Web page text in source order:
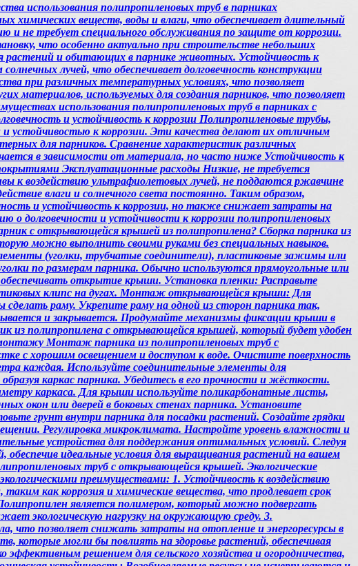
использования полипропиленовых труб в парниках
химических веществ, воды и влаги, что обеспечивает длительный
и не требует специального обслуживания по защите от коррозии.
что особенно актуально при строительстве небольших
растений и обитающих в парнике животных. Устойчивость к
лучей, что обеспечивает долговечность конструкции
при различных температурных условиях, что позволяет
материалов, используемых для создания парников, что позволяет
использования полипропиленовых труб в парниках с
и устойчивость к коррозии Полипропиленовые трубы,
и устойчивостью к коррозии. Эти качества делают их отличным
для парников. Сравнение характеристик различных
в зависимости от материала, но часто ниже Устойчивость к
Эксплуатационные расходы Низкие, не требуется
к воздействию ультрафиолетовых лучей, не поддаются ржавчине
влаги и солнечного света постоянно. Таким образом,
и устойчивость к коррозии, но также снижает затраты на
долговечности и устойчивости к коррозии полипропиленовых
с открывающейся крышей из полипропилена? Сборка парника из
можно выполнить своими руками без специальных навыков.
(уголки, трубчатые соединители), пластиковые зажимы или
по размерам парника. Обычно используются прямоугольные или
открытие крыши. Установка пленки: Расправьте
клипс на дугах. Монтаж открывающейся крыши: Для
раму. Укрепите раму на одной из сторон парника так,
и закрывается. Продумайте механизмы фиксации крыши в
полипропилена с открывающейся крышей, который будет удобен
Монтаж парника из полипропиленовых труб с
с хорошим освещением и доступом к воде. Очистите поверхность
каждая. Используйте соединительные элементы для
каркас парника. Убедитесь в его прочности и жёсткости.
каркаса. Для крыши используйте поликарбонатные листы,
окон или дверей в боковых стенах парника. Установите
грунт внутри парника для посадки растений. Создайте грядки
Регулировка микроклимата. Настройте уровень влажности и
устройства для поддержания оптимальных условий. Следуя
идеальные условия для выращивания растений на вашем
труб с открывающейся крышей. Экологические
преимуществами: 1. Устойчивость к воздействию
как коррозия и химические вещества, что продлевает срок
является полимером, который можно подвергать
экологическую нагрузку на окружающую среду. 3.
что позволяет снижать затраты на отопление и энергоресурсы в
которые могли бы повлиять на здоровье растений, обеспечивая
решением для сельского хозяйства и огородничества,